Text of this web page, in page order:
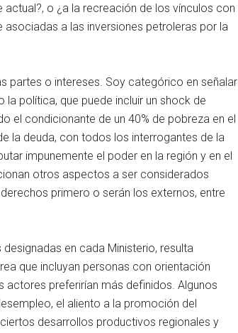
actual?, o ¿a la recreación de los vínculos con
a las inversiones petroleras por la
partes o intereses. Soy categórico en señalar
política, que puede incluir un shock de
el condicionante de un 40% de pobreza en el
la deuda, con todos los interrogantes de la
impunemente el poder en la región y en el
otros aspectos a ser considerados
primero o serán los externos, entre
en cada Ministerio, resulta
que incluyan personas con orientación
preferirían más definidos. Algunos
el aliento a la promoción del
desarrollos productivos regionales y